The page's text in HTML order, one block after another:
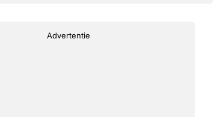
Advertentie